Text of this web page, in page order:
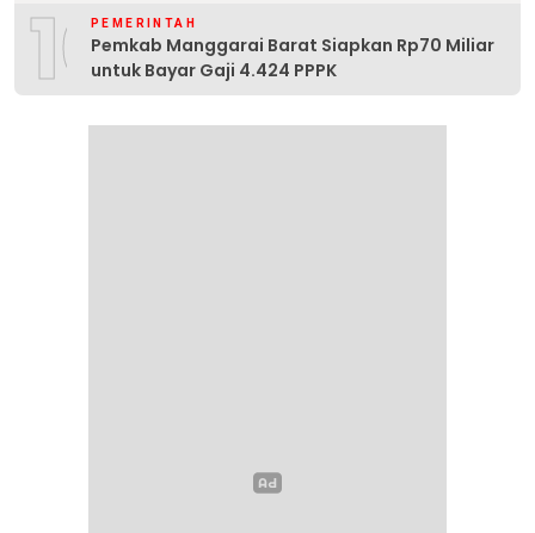
10PEMERINTAH
Pemkab Manggarai Barat Siapkan Rp70 Miliar
untuk Bayar Gaji 4.424 PPPK